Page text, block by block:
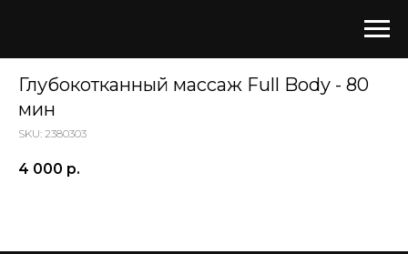
Глубокотканный массаж Full Body - 80
мин
SKU: 2380303
4 000 р.